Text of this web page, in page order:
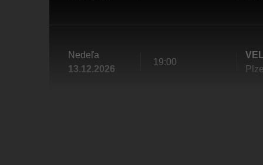
Nedeľa
13.12.2026
19:00